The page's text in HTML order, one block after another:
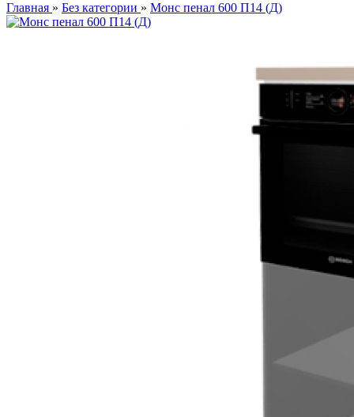
Главная » Без категории » Монс пенал 600 П14 (Д)